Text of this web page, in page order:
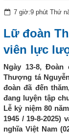
7 giờ:9 phút Thứ
Lữ đoàn
viên lực
Ngày 13-8,
Thượng tá
đoàn đã đến
đang luyện tập
Lễ kỷ niệm 80
1945 / 19-8-2025)
nghĩa Việt Nam